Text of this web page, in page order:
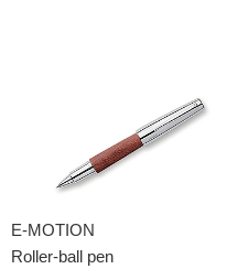
E-MOTION
Roller-ball pen